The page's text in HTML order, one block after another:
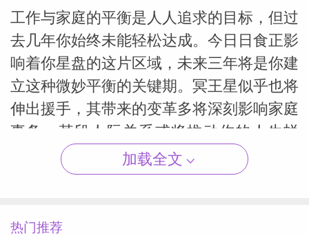
（Susan
工作与家庭的平衡是人人追求的目标，但过
去几年你始终未能轻松达成。今日日食正影
响着你星盘的这片区域，未来三年将是你建
立这种微妙平衡的关键期。冥王星似乎也将
伸出援手，其带来的变革多将深刻影响家庭
事务。某段人际关系或将推动你的人生蜕
加载全文
热门推荐